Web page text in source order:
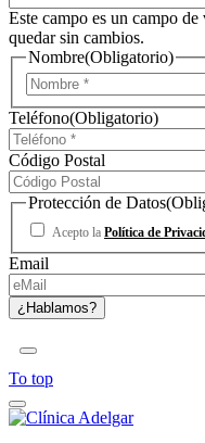
Este campo es un campo
quedar sin cambios.
Nombre(Obligatorio)
Teléfono(Obligatorio)
Código Postal
Protección de Datos
Acepto la Política de
Email
To top